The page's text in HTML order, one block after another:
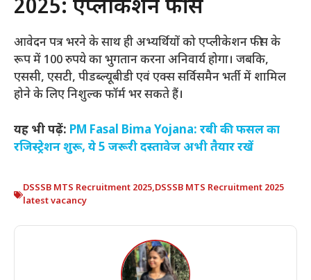
2025: एप्लीकेशन फीस
आवेदन पत्र भरने के साथ ही अभ्यर्थियों को एप्लीकेशन फीस के
रूप में 100 रुपये का भुगतान करना अनिवार्य होगा। जबकि,
एससी, एसटी, पीडब्ल्यूबीडी एवं एक्स सर्विसमैन भर्ती में शामिल
होने के लिए निशुल्क फॉर्म भर सकते हैं।
यह भी पढ़ें: PM Fasal Bima Yojana: रबी की फसल का
रजिस्ट्रेशन शुरू, ये 5 जरूरी दस्तावेज अभी तैयार रखें
DSSSB MTS Recruitment 2025,DSSSB MTS Recruitment 2025
latest vacancy